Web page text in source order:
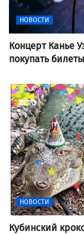
НОВОСТИ
Концерт Канье
покупать
НОВОСТИ
Кубинский